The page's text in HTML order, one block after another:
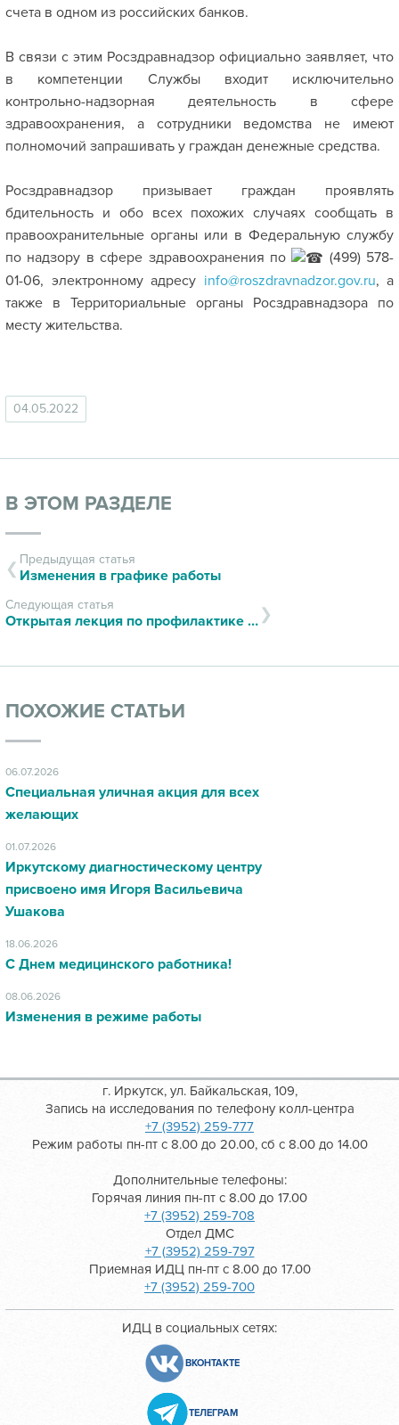
счета в одном из российских банков.
В связи с этим Росздравнадзор официально заявляет, что
в компетенции Службы входит исключительно
контрольно-надзорная деятельность в сфере
здравоохранения, а сотрудники ведомства не имеют
полномочий запрашивать у граждан денежные средства.
Росздравнадзор призывает граждан проявлять
бдительность и обо всех похожих случаях сообщать в
правоохранительные органы или в Федеральную службу
по надзору в сфере здравоохранения по
(499) 578-
01-06, электронному адресу info@roszdravnadzor.gov.ru, а
также в Территориальные органы Росздравнадзора по
месту жительства.
04.05.2022
В ЭТОМ РАЗДЕЛЕ
Предыдущая статья
Изменения в графике работы
Следующая статья
Открытая лекция по профилактике онкологических заболеваний
ПОХОЖИЕ СТАТЬИ
06.07.2026
Специальная уличная акция для всех
желающих
01.07.2026
Иркутскому диагностическому центру
присвоено имя Игоря Васильевича
Ушакова
18.06.2026
С Днем медицинского работника!
08.06.2026
Изменения в режиме работы
г. Иркутск, ул. Байкальская, 109,
Запись на исследования по телефону колл-центра
+7 (3952) 259-777
Режим работы пн-пт с 8.00 до 20.00, сб с 8.00 до 14.00
Дополнительные телефоны:
Горячая линия пн-пт с 8.00 до 17.00
+7 (3952) 259-708
Отдел ДМС
+7 (3952) 259-797
Приемная ИДЦ пн-пт с 8.00 до 17.00
+7 (3952) 259-700
ИДЦ в социальных сетях:
ВКОНТАКТЕ
ТЕЛЕГРАМ